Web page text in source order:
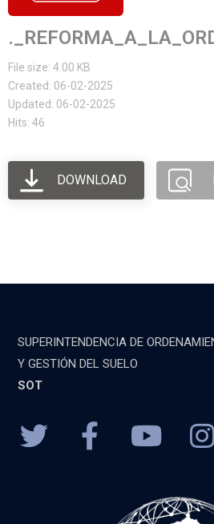
File size: 4.00 KB
Created: 06-02-2025
Updated: 06-02-2025
Hits: 46
DOWNLOAD
SUPERINTENDENCIA DE
Y GESTIÓN DEL SUELO
SOT